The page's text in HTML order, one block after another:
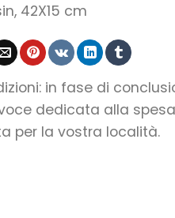
42X15 cm
in fase di
dedicata alla
per la vostra località.